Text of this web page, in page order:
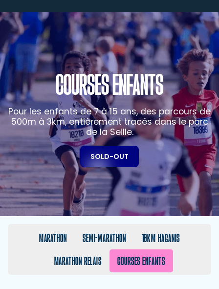
COURSES ENFANTS
Pour les enfants de 7 à 15 ans, des parcours de
500m à 3km, entièrement tracés dans le parc
de la Seille.
SOLD-OUT
MARATHON SEMI-MARATHON 10KM HAGANIS
MARATHON RELAIS COURSES ENFANTS